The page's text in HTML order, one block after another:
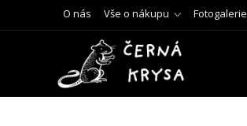
O nás Vše o nákupu Fotogalerie